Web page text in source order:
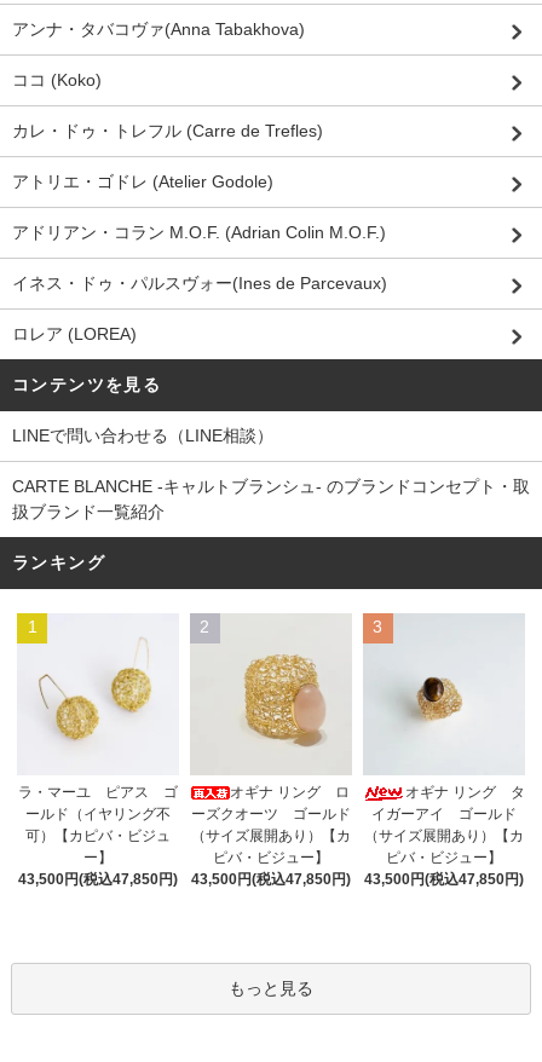
アンナ・タバコヴァ(Anna Tabakhova)
ココ (Koko)
カレ・ドゥ・トレフル (Carre de Trefles)
アトリエ・ゴドレ (Atelier Godole)
アドリアン・コラン M.O.F. (Adrian Colin M.O.F.)
イネス・ドゥ・パルスヴォー(Ines de Parcevaux)
ロレア (LOREA)
コンテンツを見る
LINEで問い合わせる（LINE相談）
CARTE BLANCHE -キャルトブランシュ- のブランドコンセプト・取
扱ブランド一覧紹介
ランキング
1
ラ・マーユ ピアス ゴ
ールド（イヤリング不
可）【カピバ・ビジュ
ー】
43,500円(税込47,850円)
2
オギナ リング ロ
ーズクオーツ ゴールド
（サイズ展開あり）【カ
ピバ・ビジュー】
43,500円(税込47,850円)
3
オギナ リング タ
イガーアイ ゴールド
（サイズ展開あり）【カ
ピバ・ビジュー】
43,500円(税込47,850円)
もっと見る